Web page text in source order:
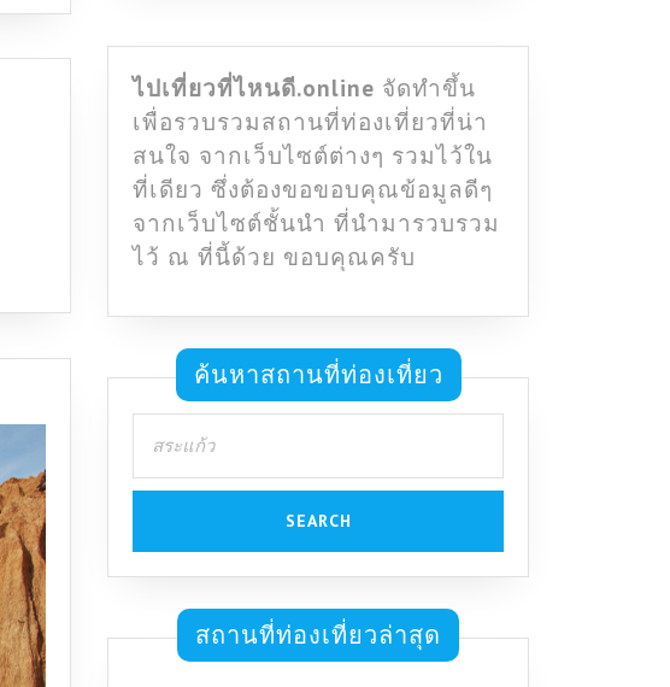
นครนายก
ไปเที่ยวที่ไหนดี.online จัดทำขึ้น
เพื่อรวบรวมสถานที่ท่องเที่ยวที่น่า
สนใจ จากเว็บไซต์ต่างๆ รวมไว้ใน
ที่เดียว ซึ่งต้องขอขอบคุณข้อมูลดีๆ
จากเว็บไซต์ชั้นนำ ที่นำมารวบรวม
ไว้ ณ ที่นี้ด้วย ขอบคุณครับ
ค้นหาสถานที่ท่องเที่ยว
for:
สถานที่ท่องเที่ยวล่าสุด